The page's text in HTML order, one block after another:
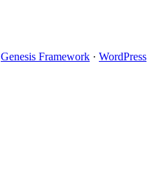
Genesis Framework · WordPress